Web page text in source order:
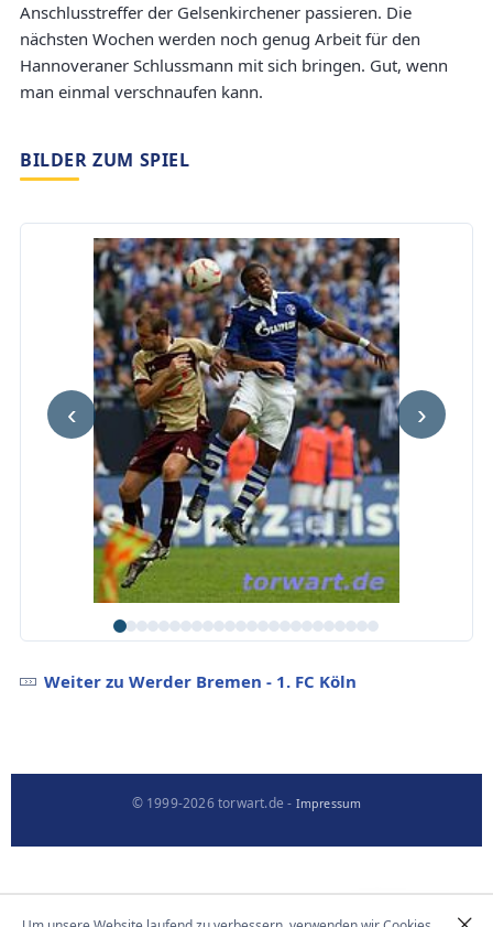
Anschlusstreffer der Gelsenkirchener passieren. Die
nächsten Wochen werden noch genug Arbeit für den
Hannoveraner Schlussmann mit sich bringen. Gut, wenn
man einmal verschnaufen kann.
BILDER ZUM SPIEL
‹ ›
Weiter zu Werder Bremen - 1. FC Köln
© 1999-2026 torwart.de - Impressum